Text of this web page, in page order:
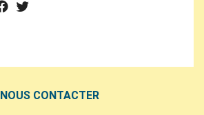
NOUS CONTACTER